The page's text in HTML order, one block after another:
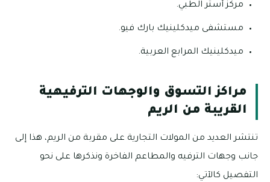
مركز أستر الطبي.
مستشفى ميدكلينيك بارك فيو.
ميدكلينيك المرابع العربية.
مراكز التسوق والوجهات الترفيهية
القريبة من الريم
تنتشر العديد من المولات التجارية على مقربة من الريم، هذا إلى
جانب وجهات الترفيه والمطاعم الفاخرة ونذكرها على نحو
التفصيل كالآتي: